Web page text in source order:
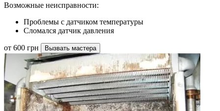
Возможные неисправности:
Проблемы с датчиком температуры
Сломался датчик давления
от 600 грн Вызвать мастера